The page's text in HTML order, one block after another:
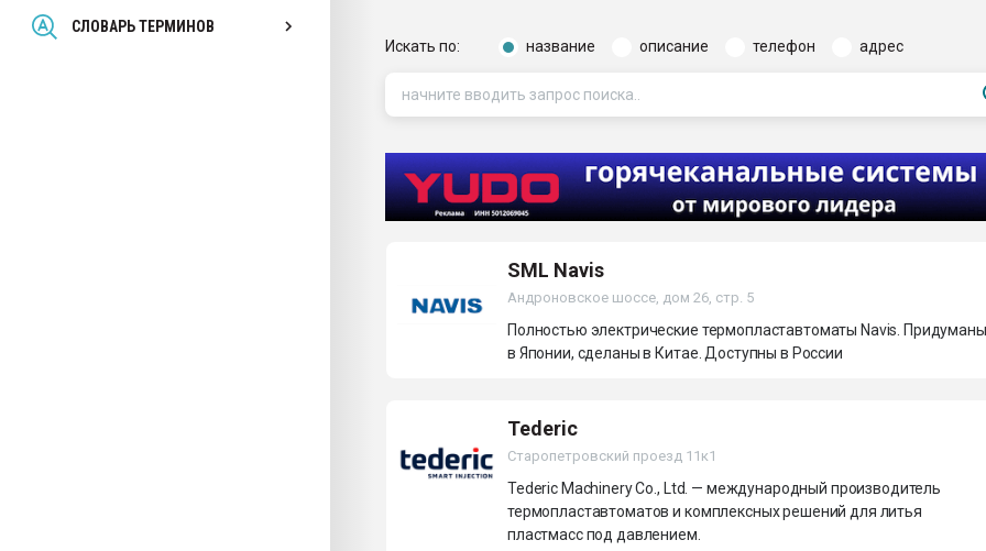
СЛОВАРЬ ТЕРМИНОВ
бутылок
ПЕРЕЙТИ НА ФОРУМ
Искать по: название описание телефон адрес
SML Navis
Андроновское шоссе, дом 26, стр. 5
Полностью электрические термопластавтоматы Navis. Придуманы
в Японии, сделаны в Китае. Доступны в России
Tederic
Старопетровский проезд 11к1
Tederic Machinery Co., Ltd. — международный производитель
термопластавтоматов и комплексных решений для литья
пластмасс под давлением.